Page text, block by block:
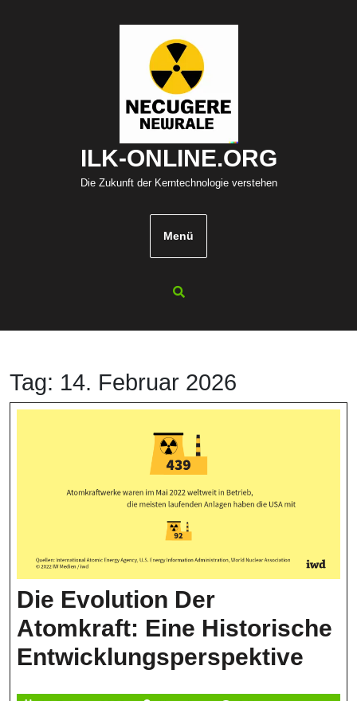
ILK-ONLINE.ORG
Die Zukunft der Kerntechnologie verstehen
Menü
Tag: 14. Februar 2026
Die Evolution Der
Atomkraft: Eine Historische
Entwicklungsperspektive